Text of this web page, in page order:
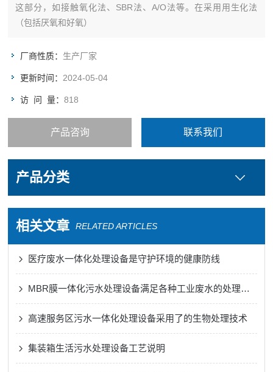
这部分，如接触氧化法、SBR法、A/O法等。在采用用生化法
（包括厌氧和好氧）
厂商性质： 生产厂家
更新时间： 2024-05-04
访 问 量：818
产品咨询 联系我们
产品分类
相关文章 RELATED ARTICLES
医疗废水一体化处理设备是守护环境的健康防线
MBR膜一体化污水处理设备满足各种工业废水的处理需求
高速服务区污水一体化处理设备采用了的生物处理技术
集装箱生活污水处理设备工艺说明